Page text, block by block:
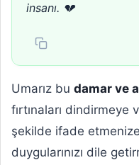
insanı. 💔
Umarız bu damar ve
fırtınaları dindirmeye
şekilde ifade etmenize
duygularınızı dile